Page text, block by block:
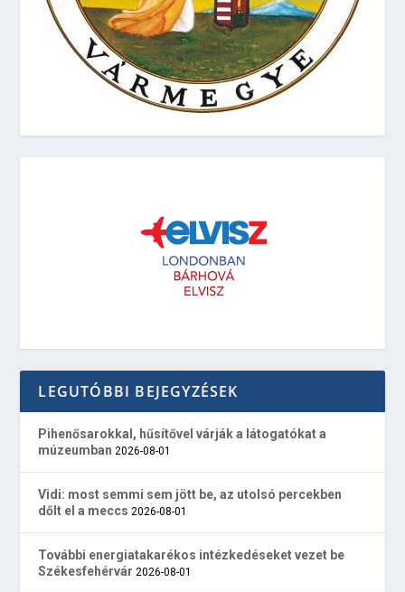
LEGUTÓBBI BEJEGYZÉSEK
Pihenősarokkal, hűsítővel várják a látogatókat a
múzeumban 2026-08-01
Vidi: most semmi sem jött be, az utolsó percekben
dőlt el a meccs 2026-08-01
További energiatakarékos intézkedéseket vezet be
Székesfehérvár 2026-08-01